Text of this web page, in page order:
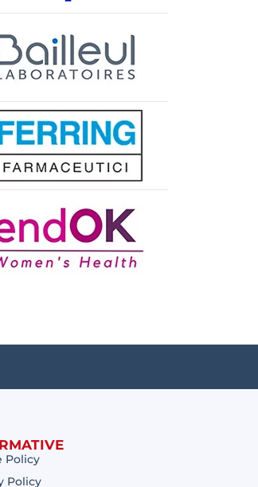
Policy
Policy